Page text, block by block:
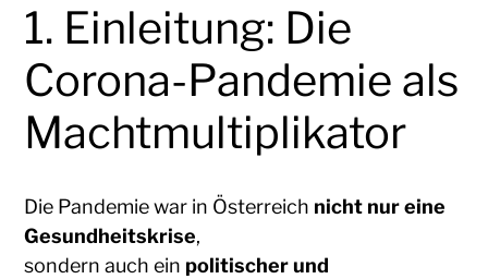
1. Einleitung: Die
Corona-Pandemie als
Machtmultiplikator
Die Pandemie war in Österreich nicht nur eine
Gesundheitskrise,
sondern auch ein politischer und